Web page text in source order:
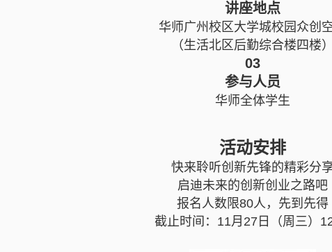
讲座地点
华师广州校区大学城校园众创
（生活北区后勤综合楼四楼
03
参与人员
华师全体学生
活动安排
快来聆听创新先锋的精彩分
启迪未来的创新创业之路吧
报名人数限80人，先到先得
截止时间：11月27日（周三）